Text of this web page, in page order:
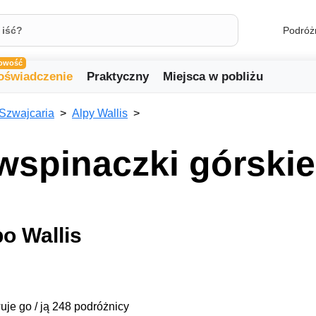
Praktyczny Miejsca w pobliżu
Alpy Wallis
Wallis
go / ją 248 podróżnicy